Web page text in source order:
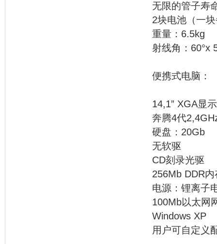
无限的管子寿
2块电池（一
重量：6.5kg
射线角：60°x
便
14,1” XGA显
奔腾4代
硬盘：20Gb
无软驱
CD刻录光驱
256Mb DDR内
电源：锂离子
100Mb以太网
Windows XP
用户可自定义